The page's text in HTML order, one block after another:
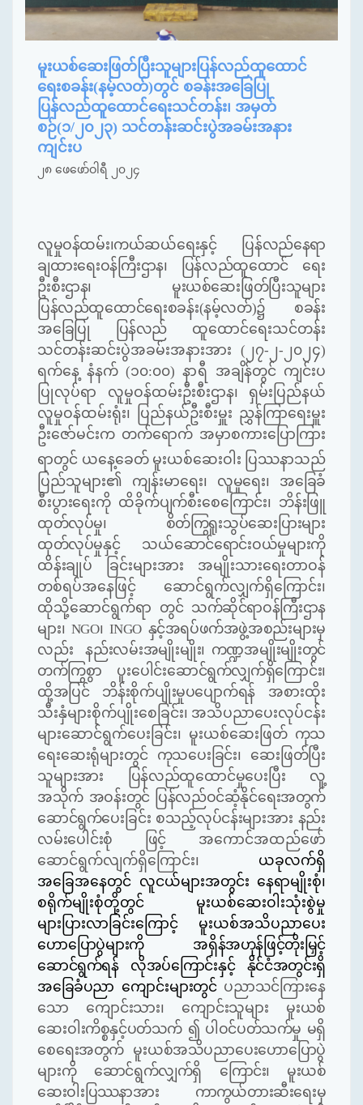
မူးယစ်ဆေးဖြတ်ပြီးသူများပြန်လည်ထူထောင်
ရေးစခန်း(နမ့်လတ်)တွင် စခန်းအခြေပြု
ပြန်လည်ထူထောင်ရေးသင်တန်း၊ အမှတ်
စဉ်(၁/၂၀၂၃) သင်တန်းဆင်းပွဲအခမ်းအနား
ကျင်းပ
၂၈ ဖေဖော်ဝါရီ ၂၀၂၄
လူမှုဝန်ထမ်း၊ကယ်ဆယ်ရေးနှင့် ပြန်လည်နေရာ
ချထားရေးဝန်ကြီးဌာန၊ ပြန်လည်ထူထောင် ရေး
ဦးစီးဌာန၊ မူးယစ်ဆေးဖြတ်ပြီးသူများ
ပြန်လည်ထူထောင်ရေးစခန်း(နမ့်လတ်)၌ စခန်း
အခြေပြု ပြန်လည် ထူထောင်ရေးသင်တန်း
သင်တန်းဆင်းပွဲအခမ်းအနားအား (၂၇-၂-၂၀၂၄)
ရက်နေ့ နံနက် (၁၀:၀၀) နာရီ အချိန်တွင် ကျင်းပ
ပြုလုပ်ရာ လူမှုဝန်ထမ်းဦးစီးဌာန၊ ရှမ်းပြည်နယ်
လူမှုဝန်ထမ်းရုံး၊ ပြည်နယ်ဦးစီးမှူး ညွှန်ကြာရေးမှူး
ဦးဇော်မင်းက တက်ရောက် အမှာစကားပြောကြား
ရာတွင် ယနေ့ခေတ် မူးယစ်ဆေးဝါး ပြဿနာသည်
ပြည်သူများ၏ ကျန်းမာရေး၊ လူမှုရေး၊
အခြေခံ
စီးပွားရေးကို ထိခိုက်ပျက်စီးစေကြောင်း၊
ဘိန်းဖြူ
ထုတ်လုပ်မှု၊ စိတ်ကြွရူးသွပ်ဆေးပြားများ
ထုတ်လုပ်မှုနှင့် သယ်ဆောင်ရောင်းဝယ်မှုများကို
ထိန်းချုပ် ခြင်းများအား အမျိုးသားရေးတာဝန်
တစ်ရပ်အနေဖြင့် ဆောင်ရွက်လျှက်ရှိကြောင်း၊
ထိုသို့ဆောင်ရွက်ရာ တွင် သက်ဆိုင်ရာဝန်ကြီးဌာန
များ၊ NGO၊ INGO နှင့်အရပ်ဖက်အဖွဲ့အစည်းများမှ
လည်း နည်းလမ်းအမျိုးမျိုး၊ ကဏ္ဍအမျိုးမျိုးတွင်
တက်ကြွစွာ
ပူးပေါင်းဆောင်ရွက်လျှက်ရှိကြောင်း၊
ထို့အပြင် ဘိန်းစိုက်ပျိုးမှုပပျောက်ရန်အစားထိုး
သီးနှံများစိုက်ပျိုးစေခြင်း၊ အသိပညာပေးလုပ်ငန်း
များဆောင်ရွက်ပေးခြင်း၊ မူးယစ်ဆေးဖြတ် ကုသ
ရေးဆေးရုံများတွင် ကုသပေးခြင်း၊ ဆေးဖြတ်ပြီး
သူများအား ပြန်လည်ထူထောင်မှုပေးပြီး လူ့
အသိုက် အဝန်းတွင်
ပြန်လည်ဝင်ဆံ့နိုင်ရေးအတွက်
ဆောင်ရွက်ပေးခြင်း စသည့်လုပ်ငန်းများအား နည်း
လမ်းပေါင်းစုံ ဖြင့်
အကောင်အထည်ဖော်
ဆောင်ရွက်လျက်ရှိကြောင်း၊ ယခုလက်ရှိ
အခြေအနေတွင် လူငယ်များအတွင်း နေရာမျိုးစုံ၊
စရိုက်မျိုးစုံတို့တွင် မူးယစ်ဆေးဝါးသုံးစွဲမှု
များပြားလာခြင်းကြောင့် မူးယစ်အသိပညာပေး
ဟောပြောပွဲများကို အရှိန်အဟုန်ဖြင့်တိုးမြှင့်
ဆောင်ရွက်ရန် လိုအပ်ကြောင်းနှင့် နိုင်ငံအတွင်းရှိ
အခြေခံပညာ ကျောင်းများတွင် ပညာသင်ကြားနေ
သော ကျောင်းသား၊ ကျောင်းသူများ မူးယစ်
ဆေးဝါးကိစ္စနှင့်ပတ်သက် ၍ ပါဝင်ပတ်သက်မှု မရှိ
စေရေးအတွက် မူးယစ်အသိပညာပေးဟောပြောပွဲ
များကို ဆောင်ရွက်လျှက်ရှိ ကြောင်း၊ မူးယစ်
ဆေးဝါးပြဿနာအား
ကာကွယ်တားဆီးရေးမှ